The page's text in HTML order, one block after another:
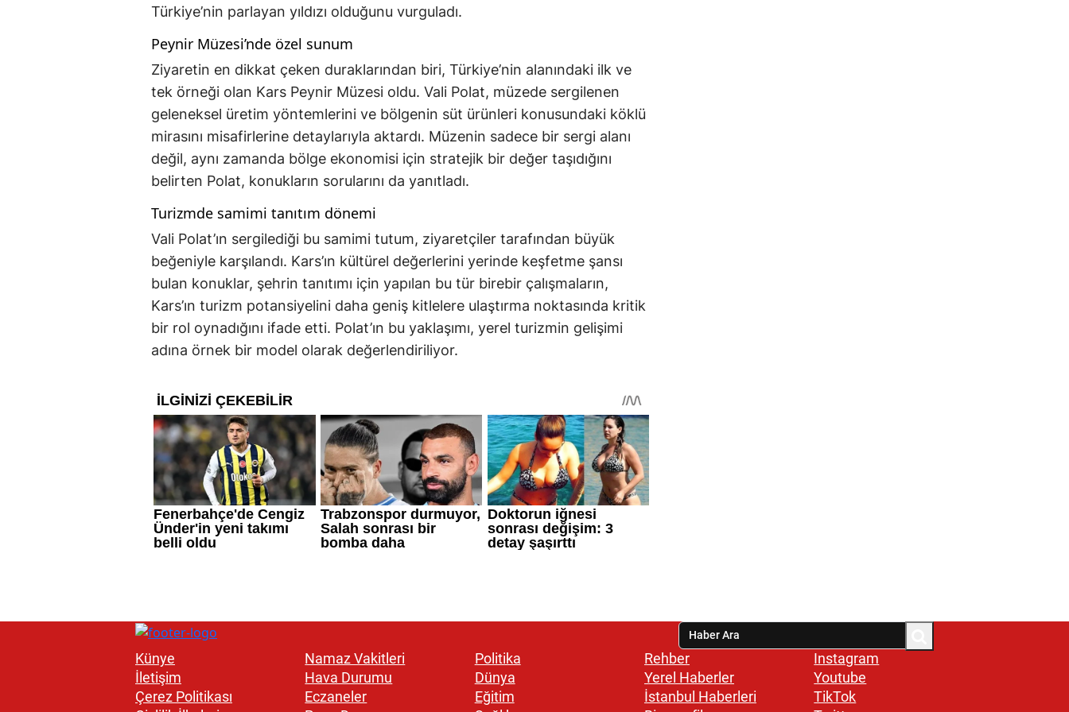
Türkiye’nin parlayan yıldızı olduğunu vurguladı.
Peynir Müzesi’nde özel sunum
Ziyaretin en dikkat çeken duraklarından biri, Türkiye’nin alanındaki ilk ve
tek örneği olan Kars Peynir Müzesi oldu. Vali Polat, müzede sergilenen
geleneksel üretim yöntemlerini ve bölgenin süt ürünleri konusundaki köklü
mirasını misafirlerine detaylarıyla aktardı. Müzenin sadece bir sergi alanı
değil, aynı zamanda bölge ekonomisi için stratejik bir değer taşıdığını
belirten Polat, konukların sorularını da yanıtladı.
Turizmde samimi tanıtım dönemi
Vali Polat’ın sergilediği bu samimi tutum, ziyaretçiler tarafından büyük
beğeniyle karşılandı. Kars’ın kültürel değerlerini yerinde keşfetme şansı
bulan konuklar, şehrin tanıtımı için yapılan bu tür birebir çalışmaların,
Kars’ın turizm potansiyelini daha geniş kitlelere ulaştırma noktasında kritik
bir rol oynadığını ifade etti. Polat’ın bu yaklaşımı, yerel turizmin gelişimi
adına örnek bir model olarak değerlendiriliyor.
Künye
İletişim
Çerez Politikası
Namaz Vakitleri
Hava Durumu
Eczaneler
Politika
Dünya
Eğitim
Rehber
Yerel Haberler
İstanbul Haberleri
Instagram
Youtube
TikTok